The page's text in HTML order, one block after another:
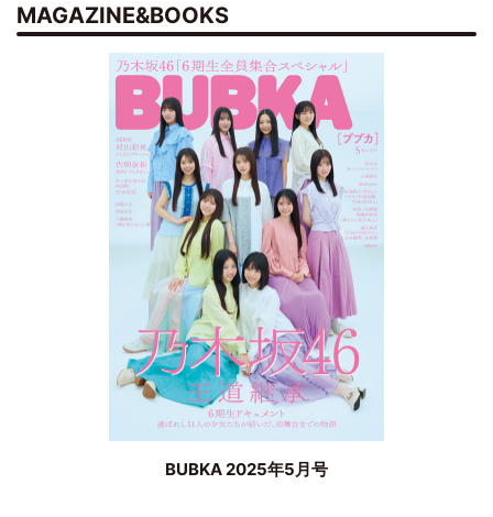
MAGAZINE&BOOKS
BUBKA 2025年5月号